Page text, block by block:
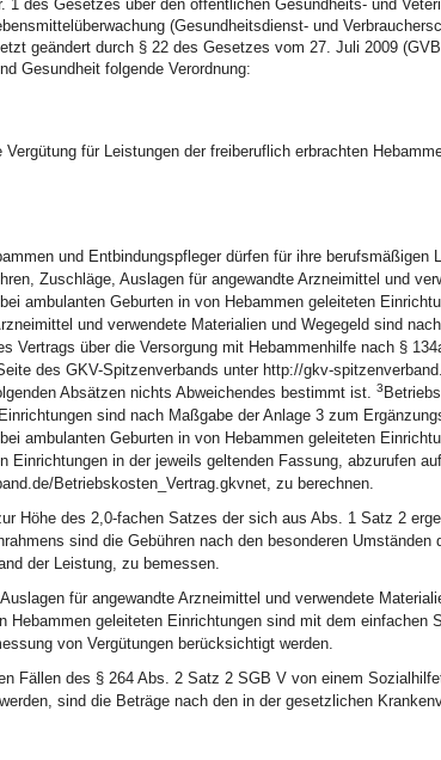
1 des Gesetzes über den öffentlichen Gesundheits- und
(Gesundheitsdienst- und
geändert durch § 22 des Gesetzes vom 27. Juli 2009
Gesundheit folgende Verordnung:
Vergütung für Leistungen der freiberuflich erbrachten
und Entbindungspfleger dürfen für ihre berufsmäßigen
Zuschläge, Auslagen für angewandte Arzneimittel und
ambulanten Geburten in von Hebammen geleiteten
und verwendete Materialien und Wegegeld sind
Vertrags über die Versorgung mit Hebammenhilfe nach §
des GKV-Spitzenverbands unter http://gkv-
Absätzen nichts Abweichendes bestimmt ist. 3
sind nach Maßgabe der Anlage 3 zum
ambulanten Geburten in von Hebammen geleiteten
Einrichtungen in der jeweils geltenden Fassung, abzurufen
Betriebskosten_Vertrag.gkvnet, zu berechnen.
Höhe des 2,0-fachen Satzes der sich aus Abs. 1 Satz 2
sind die Gebühren nach den besonderen
der Leistung, zu bemessen.
für angewandte Arzneimittel und verwendete
Hebammen geleiteten Einrichtungen sind mit dem einfachen
von Vergütungen berücksichtigt werden.
Fällen des § 264 Abs. 2 Satz 2 SGB V von einem
sind die Beträge nach den in der gesetzlichen